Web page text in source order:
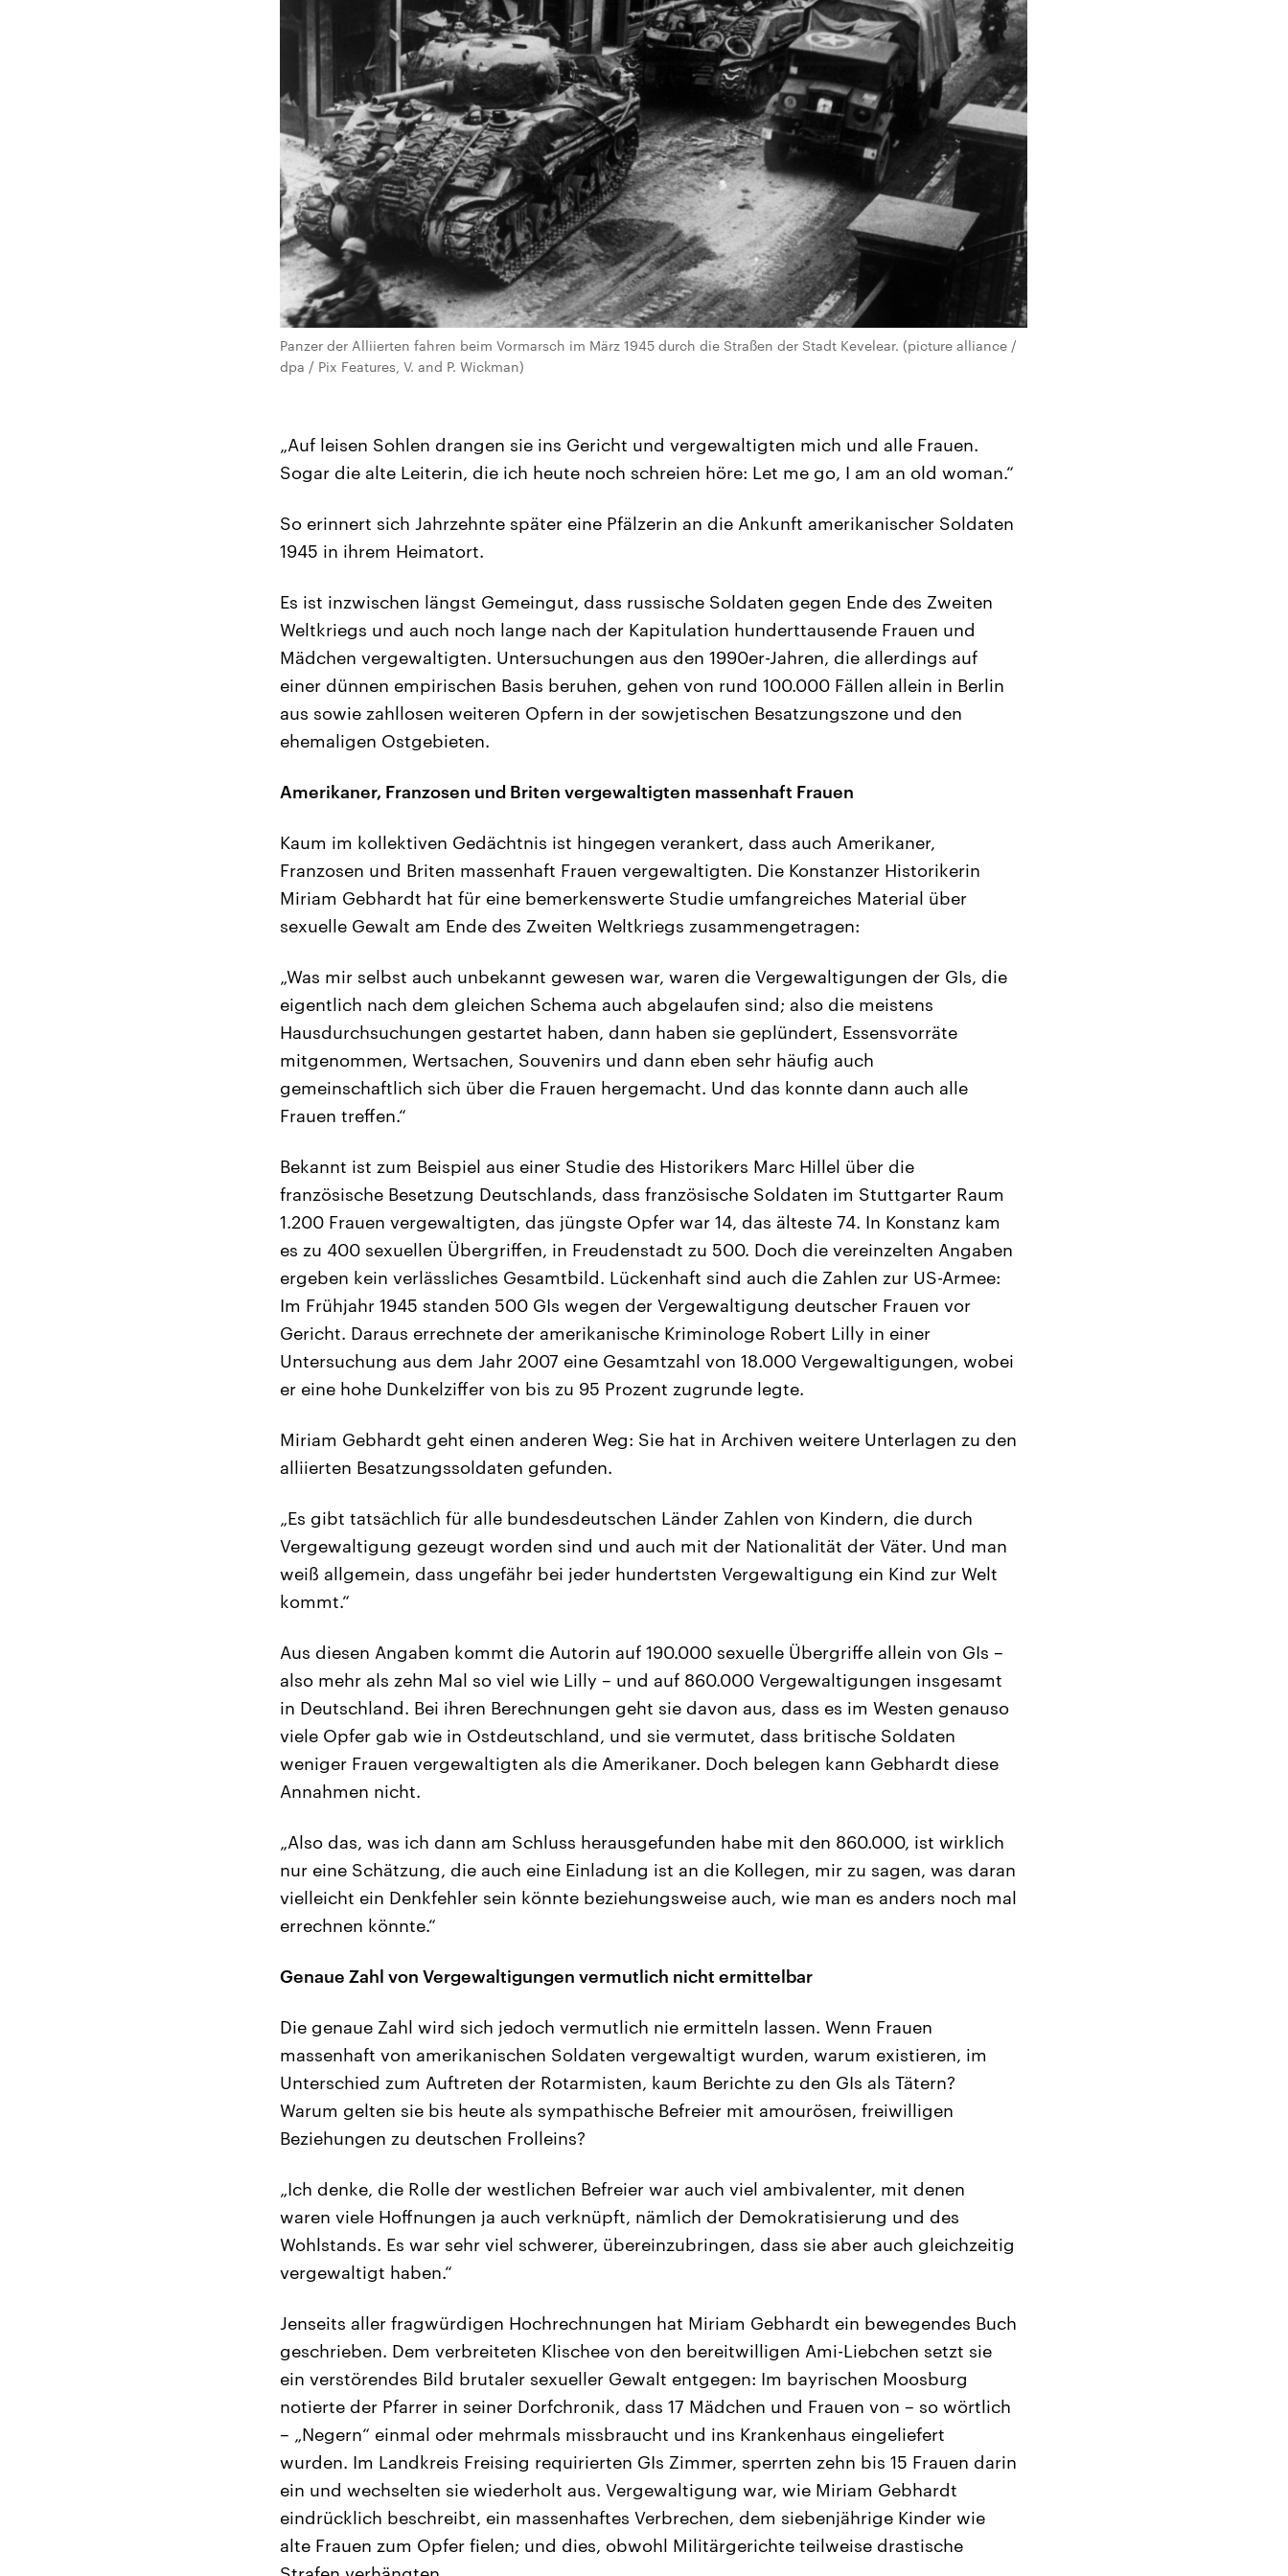
Panzer der Alliierten fahren beim Vormarsch im März 1945 durch die Straßen der Stadt Kevelear. (picture alliance /
dpa / Pix Features, V. and P. Wickman)
„Auf leisen Sohlen drangen sie ins Gericht und vergewaltigten mich und alle Frauen.
Sogar die alte Leiterin, die ich heute noch schreien höre: Let me go, I am an old woman.“
So erinnert sich Jahrzehnte später eine Pfälzerin an die Ankunft amerikanischer Soldaten
1945 in ihrem Heimatort.
Es ist inzwischen längst Gemeingut, dass russische Soldaten gegen Ende des Zweiten
Weltkriegs und auch noch lange nach der Kapitulation hunderttausende Frauen und
Mädchen vergewaltigten. Untersuchungen aus den 1990er-Jahren, die allerdings auf
einer dünnen empirischen Basis beruhen, gehen von rund 100.000 Fällen allein in Berlin
aus sowie zahllosen weiteren Opfern in der sowjetischen Besatzungszone und den
ehemaligen Ostgebieten.
Amerikaner, Franzosen und Briten vergewaltigten massenhaft Frauen
Kaum im kollektiven Gedächtnis ist hingegen verankert, dass auch Amerikaner,
Franzosen und Briten massenhaft Frauen vergewaltigten. Die Konstanzer Historikerin
Miriam Gebhardt hat für eine bemerkenswerte Studie umfangreiches Material über
sexuelle Gewalt am Ende des Zweiten Weltkriegs zusammengetragen:
„Was mir selbst auch unbekannt gewesen war, waren die Vergewaltigungen der GIs, die
eigentlich nach dem gleichen Schema auch abgelaufen sind; also die meistens
Hausdurchsuchungen gestartet haben, dann haben sie geplündert, Essensvorräte
mitgenommen, Wertsachen, Souvenirs und dann eben sehr häufig auch
gemeinschaftlich sich über die Frauen hergemacht. Und das konnte dann auch alle
Frauen treffen.“
Bekannt ist zum Beispiel aus einer Studie des Historikers Marc Hillel über die
französische Besetzung Deutschlands, dass französische Soldaten im Stuttgarter Raum
1.200 Frauen vergewaltigten, das jüngste Opfer war 14, das älteste 74. In Konstanz kam
es zu 400 sexuellen Übergriffen, in Freudenstadt zu 500. Doch die vereinzelten Angaben
ergeben kein verlässliches Gesamtbild. Lückenhaft sind auch die Zahlen zur US-Armee:
Im Frühjahr 1945 standen 500 GIs wegen der Vergewaltigung deutscher Frauen vor
Gericht. Daraus errechnete der amerikanische Kriminologe Robert Lilly in einer
Untersuchung aus dem Jahr 2007 eine Gesamtzahl von 18.000 Vergewaltigungen, wobei
er eine hohe Dunkelziffer von bis zu 95 Prozent zugrunde legte.
Miriam Gebhardt geht einen anderen Weg: Sie hat in Archiven weitere Unterlagen zu den
alliierten Besatzungssoldaten gefunden.
„Es gibt tatsächlich für alle bundesdeutschen Länder Zahlen von Kindern, die durch
Vergewaltigung gezeugt worden sind und auch mit der Nationalität der Väter. Und man
weiß allgemein, dass ungefähr bei jeder hundertsten Vergewaltigung ein Kind zur Welt
kommt.“
Aus diesen Angaben kommt die Autorin auf 190.000 sexuelle Übergriffe allein von GIs –
also mehr als zehn Mal so viel wie Lilly – und auf 860.000 Vergewaltigungen insgesamt
in Deutschland. Bei ihren Berechnungen geht sie davon aus, dass es im Westen genauso
viele Opfer gab wie in Ostdeutschland, und sie vermutet, dass britische Soldaten
weniger Frauen vergewaltigten als die Amerikaner. Doch belegen kann Gebhardt diese
Annahmen nicht.
„Also das, was ich dann am Schluss herausgefunden habe mit den 860.000, ist wirklich
nur eine Schätzung, die auch eine Einladung ist an die Kollegen, mir zu sagen, was daran
vielleicht ein Denkfehler sein könnte beziehungsweise auch, wie man es anders noch mal
errechnen könnte.“
Genaue Zahl von Vergewaltigungen vermutlich nicht ermittelbar
Die genaue Zahl wird sich jedoch vermutlich nie ermitteln lassen. Wenn Frauen
massenhaft von amerikanischen Soldaten vergewaltigt wurden, warum existieren, im
Unterschied zum Auftreten der Rotarmisten, kaum Berichte zu den GIs als Tätern?
Warum gelten sie bis heute als sympathische Befreier mit amourösen, freiwilligen
Beziehungen zu deutschen Frolleins?
„Ich denke, die Rolle der westlichen Befreier war auch viel ambivalenter, mit denen
waren viele Hoffnungen ja auch verknüpft, nämlich der Demokratisierung und des
Wohlstands. Es war sehr viel schwerer, übereinzubringen, dass sie aber auch gleichzeitig
vergewaltigt haben.“
Jenseits aller fragwürdigen Hochrechnungen hat Miriam Gebhardt ein bewegendes Buch
geschrieben. Dem verbreiteten Klischee von den bereitwilligen Ami-Liebchen setzt sie
ein verstörendes Bild brutaler sexueller Gewalt entgegen: Im bayrischen Moosburg
notierte der Pfarrer in seiner Dorfchronik, dass 17 Mädchen und Frauen von – so wörtlich
– „Negern“ einmal oder mehrmals missbraucht und ins Krankenhaus eingeliefert
wurden. Im Landkreis Freising requirierten GIs Zimmer, sperrten zehn bis 15 Frauen darin
ein und wechselten sie wiederholt aus. Vergewaltigung war, wie Miriam Gebhardt
eindrücklich beschreibt, ein massenhaftes Verbrechen, dem siebenjährige Kinder wie
alte Frauen zum Opfer fielen; und dies, obwohl Militärgerichte teilweise drastische